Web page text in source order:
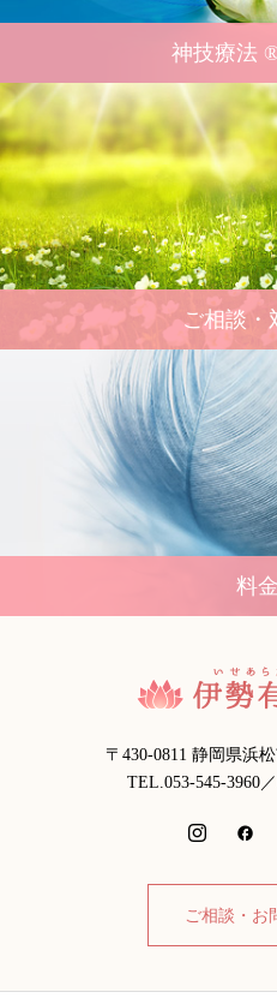
神技療法
ご相談・
料
〒430-0811 静岡県浜
TEL.053-545-3960
ご相談・お